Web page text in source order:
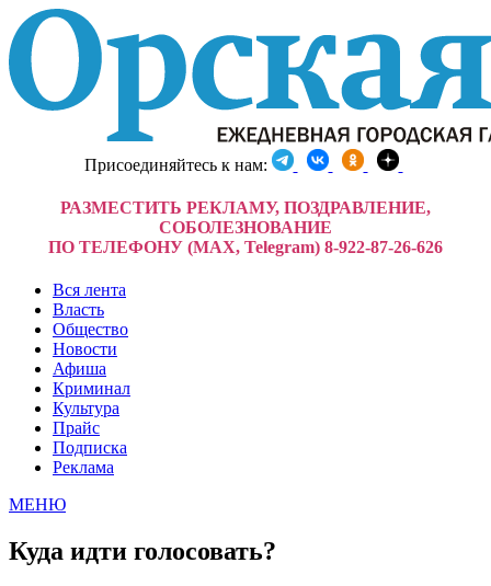
Присоединяйтесь к нам:
РАЗМЕСТИТЬ РЕКЛАМУ, ПОЗДРАВЛЕНИЕ,
СОБОЛЕЗНОВАНИЕ
ПО ТЕЛЕФОНУ (MAX, Telegram) 8-922-87-26-626
Вся лента
Власть
Общество
Новости
Афиша
Криминал
Культура
Прайс
Подписка
Реклама
МЕНЮ
Куда идти голосовать?